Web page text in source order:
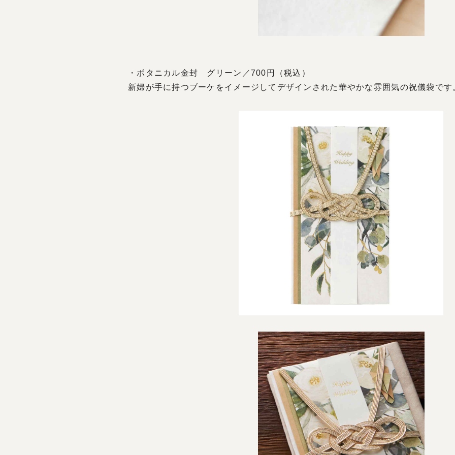
・ボタニカル金封 グリーン／700円（税込）
新婦が手に持つブーケをイメージしてデザインされた華やかな雰囲気の祝儀袋です